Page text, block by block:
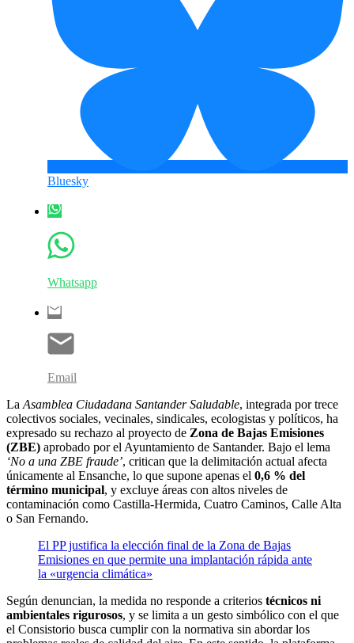
Bluesky
Whatsapp
Email
La Asamblea Ciudadana Santander Saludable, integrada por trece
colectivos sociales, vecinales, sindicales, ecologistas y políticos, ha
expresado su rechazo al proyecto de Zona de Bajas Emisiones
(ZBE) aprobado por el Ayuntamiento de Santander. Bajo el lema
‘No a una ZBE fraude’, critican que la delimitación actual afecta
únicamente al Ensanche, lo que supone apenas el 0,6 % del
término municipal, y excluye áreas con altos niveles de
contaminación como Castilla-Hermida, Cuatro Caminos, Calle Alta
o San Fernando.
El PP justifica la elección final de la Zona de Bajas
Emisiones en que permite una implantación rápida ante
la «urgencia climática»
Según denuncian, la medida no responde a criterios técnicos ni
ambientales rigurosos, y se limita a un gesto simbólico con el que
el Consistorio busca cumplir con la normativa sin abordar los